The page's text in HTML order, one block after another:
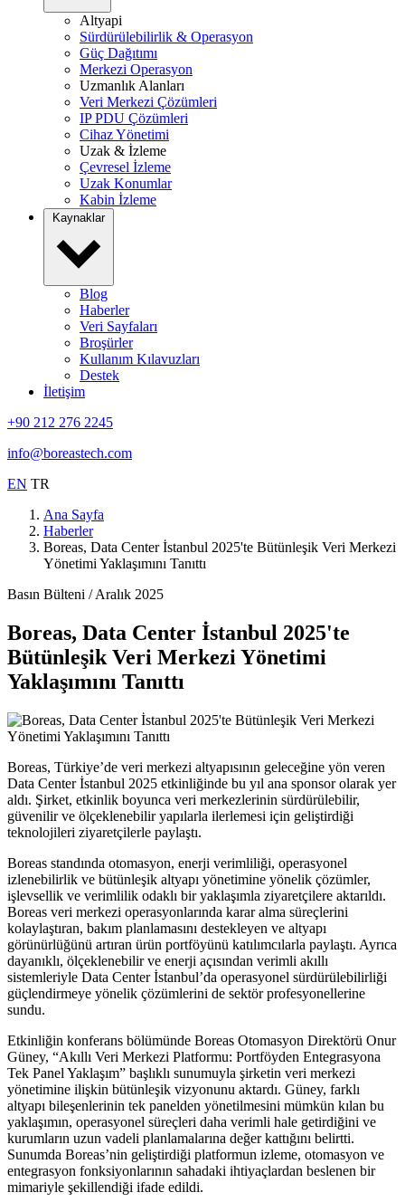
Altyapi
Sürdürülebilirlik & Operasyon
Güç Dağıtımı
Merkezi Operasyon
Uzmanlık Alanları
Veri Merkezi Çözümleri
IP PDU Çözümleri
Cihaz Yönetimi
Uzak & İzleme
Çevresel İzleme
Uzak Konumlar
Kabin İzleme
Kaynaklar
Blog
Haberler
Veri Sayfaları
Broşürler
Kullanım Kılavuzları
Destek
İletişim
+90 212 276 2245
info@boreastech.com
EN TR
Ana Sayfa
Haberler
Boreas, Data Center İstanbul 2025'te Bütünleşik Veri Merkezi
Yönetimi Yaklaşımını Tanıttı
Basın Bülteni / Aralık 2025
Boreas, Data Center İstanbul 2025'te
Bütünleşik Veri Merkezi Yönetimi
Yaklaşımını Tanıttı
Boreas, Türkiye’de veri merkezi altyapısının geleceğine yön veren
Data Center İstanbul 2025 etkinliğinde bu yıl ana sponsor olarak yer
aldı. Şirket, etkinlik boyunca veri merkezlerinin sürdürülebilir,
güvenilir ve ölçeklenebilir yapılarla ilerlemesi için geliştirdiği
teknolojileri ziyaretçilerle paylaştı.
Boreas standında otomasyon, enerji verimliliği, operasyonel
izlenebilirlik ve bütünleşik altyapı yönetimine yönelik çözümler,
işlevsellik ve verimlilik odaklı bir yaklaşımla ziyaretçilere aktarıldı.
Boreas veri merkezi operasyonlarında karar alma süreçlerini
kolaylaştıran, bakım planlamasını destekleyen ve altyapı
görünürlüğünü artıran ürün portföyünü katılımcılarla paylaştı. Ayrıca
dayanıklı, ölçeklenebilir ve enerji açısından verimli akıllı
sistemleriyle Data Center İstanbul’da operasyonel sürdürülebilirliği
güçlendirmeye yönelik çözümlerini de sektör profesyonellerine
sundu.
Etkinliğin konferans bölümünde Boreas Otomasyon Direktörü Onur
Güney, “Akıllı Veri Merkezi Platformu: Portföyden Entegrasyona
Tek Panel Yaklaşım” başlıklı sunumuyla şirketin veri merkezi
yönetimine ilişkin bütünleşik vizyonunu aktardı. Güney, farklı
altyapı bileşenlerinin tek panelden yönetilmesini mümkün kılan bu
yaklaşımın, operasyonel süreçleri daha verimli hale getirdiğini ve
kurumların uzun vadeli planlamalarına değer kattığını belirtti.
Sunumda Boreas’nin geliştirdiği platformun izleme, otomasyon ve
entegrasyon fonksiyonlarının sahadaki ihtiyaçlardan beslenen bir
mimariyle şekillendiği ifade edildi.